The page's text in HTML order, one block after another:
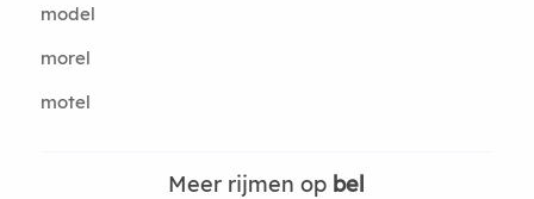
model
morel
motel
Meer rijmen op bel